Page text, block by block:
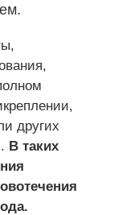
других
В таких